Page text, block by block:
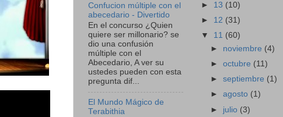
Confucion múltiple con el
abecedario - Divertido
En el concurso ¿Quien
quiere ser millonario? se
dio una confusión
múltiple con el
Abecedario, A ver su
ustedes pueden con esta
pregunta dif...
El Mundo Mágico de
Terabithia
► 13 (10)
► 12 (31)
▼ 11 (60)
► noviembre (4)
►octubre (11)
►septiembre (1)
►agosto (1)
► julio (3)